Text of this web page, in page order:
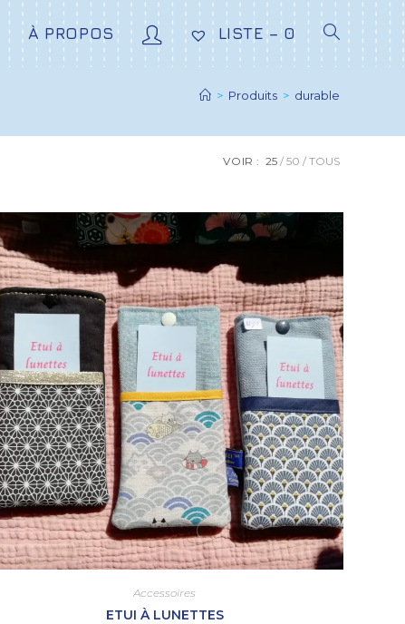
À PROPOS LISTE –0
> Produits > durable
VOIR : 25 50 TOUS
Accessoires
ETUI À LUNETTES